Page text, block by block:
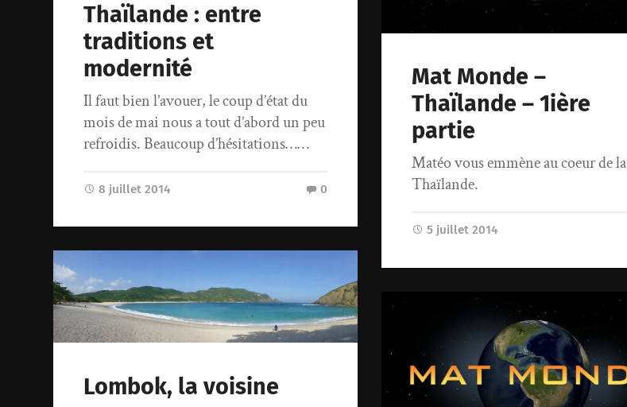
Thaïlande : entre
traditions et
modernité
Il faut bien l’avouer, le coup d’état du
mois de mai nous a tout d’abord un peu
refroidis. Beaucoup d’hésitations……
8 juillet 2014 0
Mat Monde –
Thaïlande – 1ière
partie
Matéo vous emmène au coeur de la
Thaïlande.
5 juillet 2014
Lombok, la voisine